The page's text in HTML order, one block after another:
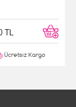
TL
Ücretsiz Kargo